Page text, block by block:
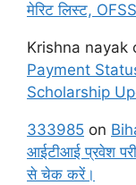
मेरिट लिस्ट,
Krishna nayak
Payment
Scholarship
333985 on
आईटीआई प्रवेश
से चेक करें।